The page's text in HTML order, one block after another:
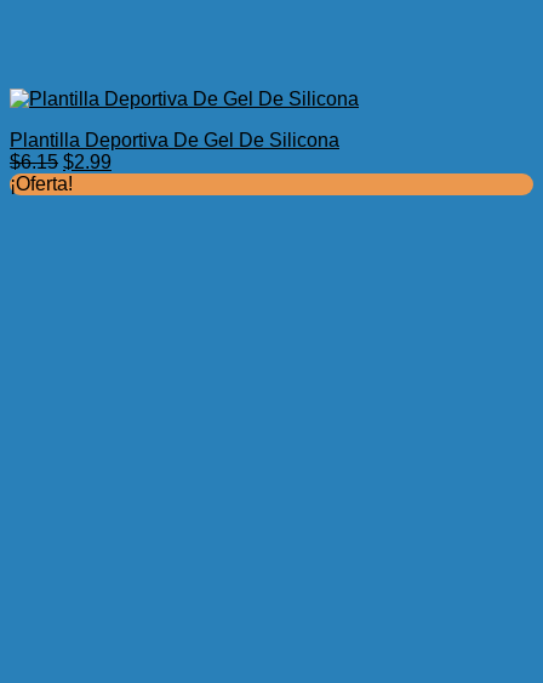
Plantilla Deportiva De Gel De Silicona
$6.15 El
precio
$2.99
¡Oferta!